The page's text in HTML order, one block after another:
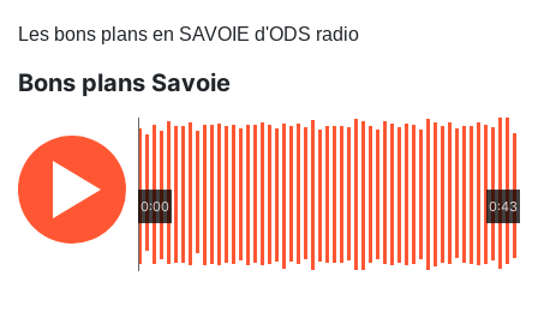
Les bons plans en SAVOIE d'ODS radio
Bons plans Savoie
0:00 0:43